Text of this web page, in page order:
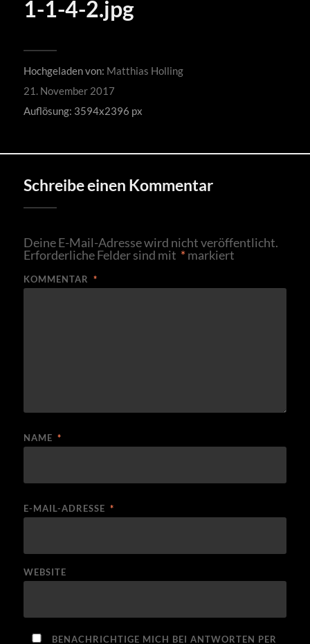
1-1-4-2.jpg
Hochgeladen von: Matthias Holling
21. November 2017
Auflösung: 3594x2396 px
Schreibe einen Kommentar
Deine E-Mail-Adresse wird nicht veröffentlicht.
Erforderliche Felder sind mit *markiert
KOMMENTAR *
NAME *
E-MAIL-ADRESSE *
WEBSITE
BENACHRICHTIGE MICH BEI ANTWORTEN PER